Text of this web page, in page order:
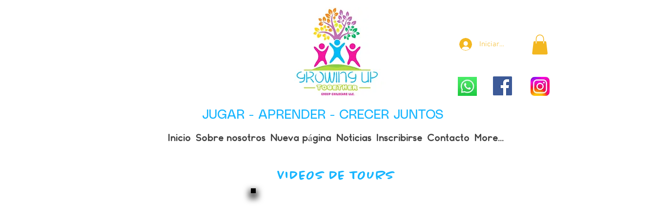
Iniciar sesión
JUGAR - APRENDER - CRECER JUNTOS
Inicio Sobre nosotros Nueva página Noticias Inscribirse Contacto More...
VIDEOS DE TOURS